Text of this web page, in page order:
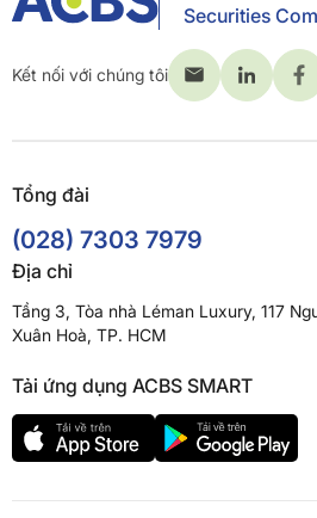
Securities
Kết nối với chúng tôi
Tổng đài
(028) 7303 7979
Địa chỉ
Tầng 3, Tòa nhà Léman Luxury, 117
Xuân Hoà, TP. HCM
Tải ứng dụng ACBS SMART